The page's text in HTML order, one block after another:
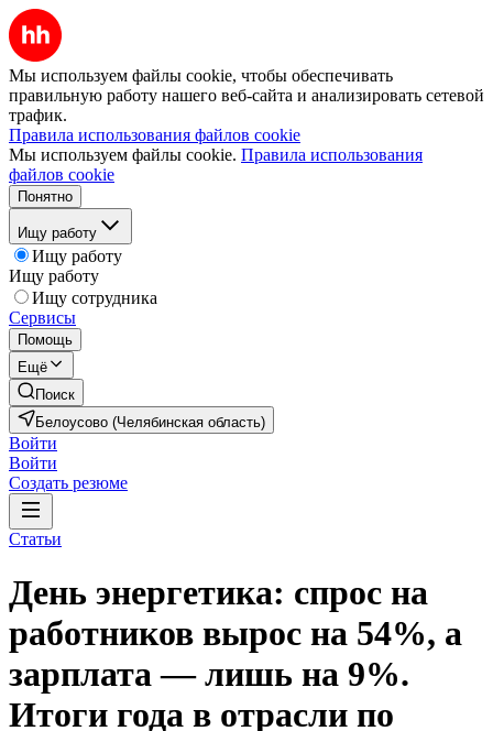
Мы используем файлы cookie, чтобы обеспечивать
правильную работу нашего веб-сайта и анализировать сетевой
трафик.
Правила использования файлов cookie
Мы используем файлы cookie. Правила использования
файлов cookie
Понятно
Ищу работу
Ищу работу
Ищу работу
Ищу сотрудника
Сервисы
Помощь
Ещё
Поиск
Белоусово (Челябинская область)
Войти
Войти
Создать резюме
Статьи
День энергетика: спрос на
работников вырос на 54%, а
зарплата — лишь на 9%.
Итоги года в отрасли по